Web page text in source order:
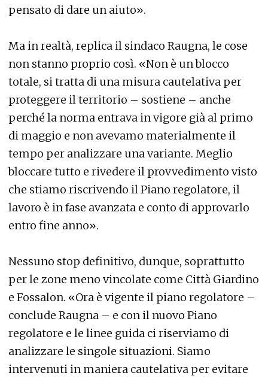
pensato di dare un aiuto».
Ma in realtà, replica il sindaco Raugna, le cose
non stanno proprio così. «Non è un blocco
totale, si tratta di una misura cautelativa per
proteggere il territorio – sostiene – anche
perché la norma entrava in vigore già al primo
di maggio e non avevamo materialmente il
tempo per analizzare una variante. Meglio
bloccare tutto e rivedere il provvedimento visto
che stiamo riscrivendo il Piano regolatore, il
lavoro è in fase avanzata e conto di approvarlo
entro fine anno».
Nessuno stop definitivo, dunque, soprattutto
per le zone meno vincolate come Città Giardino
e Fossalon. «Ora è vigente il piano regolatore –
conclude Raugna – e con il nuovo Piano
regolatore e le linee guida ci riserviamo di
analizzare le singole situazioni. Siamo
intervenuti in maniera cautelativa per evitare